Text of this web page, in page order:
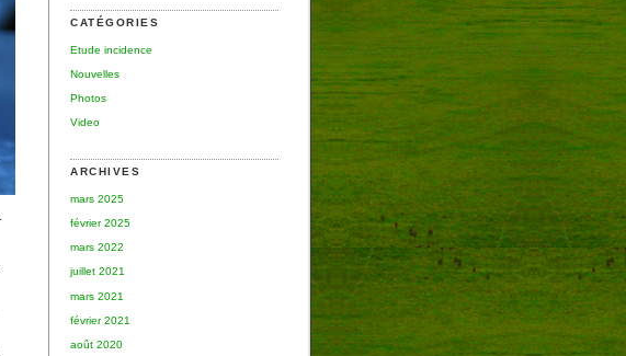
CATÉGORIES
Etude incidence
Nouvelles
Photos
Video
ARCHIVES
mars 2025
février 2025
mars 2022
juillet 2021
mars 2021
février 2021
août 2020